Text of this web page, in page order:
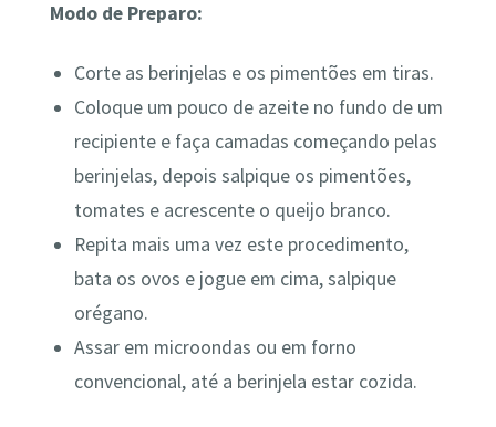
Modo de Preparo:
Corte as berinjelas e os pimentões em tiras.
Coloque um pouco de azeite no fundo de um
recipiente e faça camadas começando pelas
berinjelas, depois salpique os pimentões,
tomates e acrescente o queijo branco.
Repita mais uma vez este procedimento,
bata os ovos e jogue em cima, salpique
orégano.
Assar em microondas ou em forno
convencional, até a berinjela estar cozida.